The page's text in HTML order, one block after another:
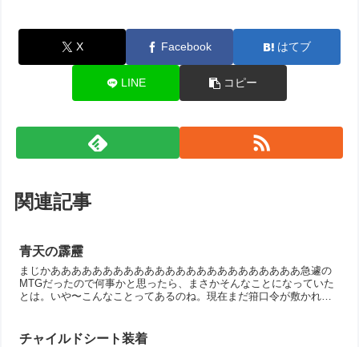
X Facebook はてブ
LINE コピー
関連記事
青天の霹靂
まじかああああああああああああああああああああああああ急遽の
MTGだったので何事かと思ったら、まさかそんなことになっていた
とは。いや〜こんなことってあるのね。現在まだ箝口令が敷かれて
チャイルドシート装着